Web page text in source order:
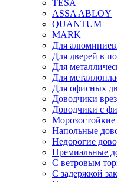
TESA
ASSA ABLOY
QUANTUM
MARK
Для
Для дверей в
Для
Для
Для офисных
Доводчики
Доводчики с
Морозостойкие
Напольные
Недорогие
Премиальные
С ветровым
С задержкой